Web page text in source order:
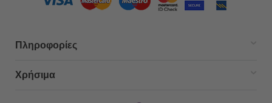
Πληροφορίες
Χρήσιμα